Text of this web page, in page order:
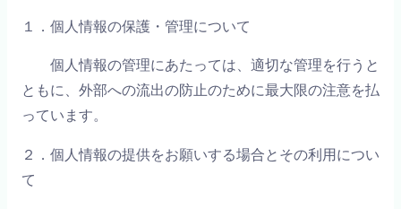
１．個人情報の保護・管理について
個人情報の管理にあたっては、適切な管理を行うと
ともに、外部への流出の防止のために最大限の注意を払
っています。
２．個人情報の提供をお願いする場合とその利用につい
て